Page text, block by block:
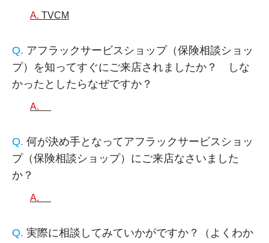
TVCM
アフラックサービスショップ（保険相談ショッ
プ）を知ってすぐにご来店されましたか？ しな
かったとしたらなぜですか？
何が決め手となってアフラックサービスショッ
プ（保険相談ショップ）にご来店なさいました
か？
実際に相談してみていかがですか？（よくわか